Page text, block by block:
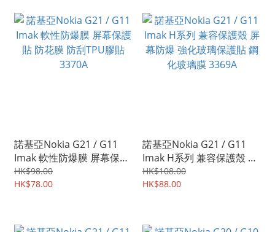
諾基亞Nokia G21 / G11
Imak 軟性防爆膜 屏幕保護
貼 防花膜 防刮TPU膠貼
3370A
HK$98.00
HK$78.00
諾基亞Nokia G21 / G11
Imak H系列 兼容保護殼 屏
幕防爆 強化玻璃保護貼 鋼
化玻璃膜 3369A
HK$108.00
HK$88.00